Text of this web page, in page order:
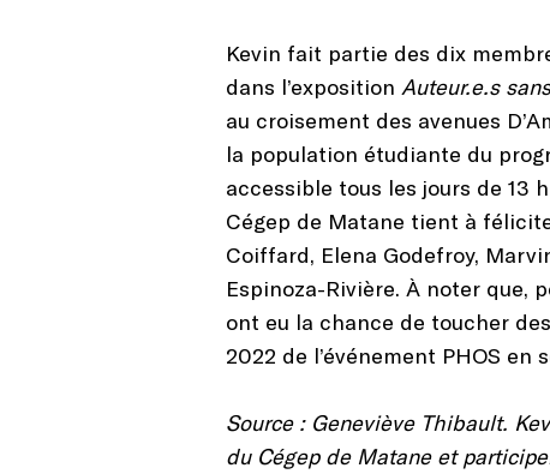
Kevin fait partie des dix
dans l’exposition Auteur.e.s
au croisement des avenues
la population étudiante du
accessible tous les jours de 13
Cégep de Matane tient à
Coiffard, Elena Godefroy,
Espinoza-Rivière. À noter que,
ont eu la chance de toucher
2022 de l’événement PHOS
Source : Geneviève Thibault.
du Cégep de Matane et